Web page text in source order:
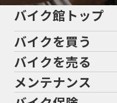
バイク館トップ
バイクを買う
バイクを買う トップ
バイクを探す
バイクを売る
バイクを売る トップ
メンテナンス